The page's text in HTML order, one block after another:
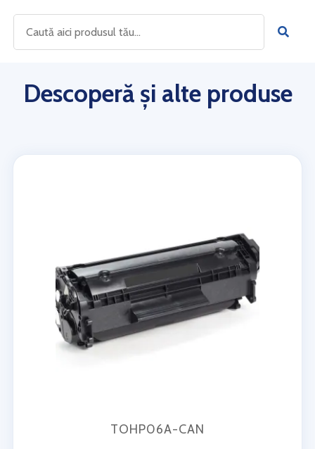
Descoperă și alte produse
TOHP06A-CAN